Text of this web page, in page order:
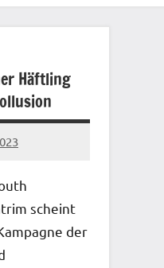
Häftling
scheint
der